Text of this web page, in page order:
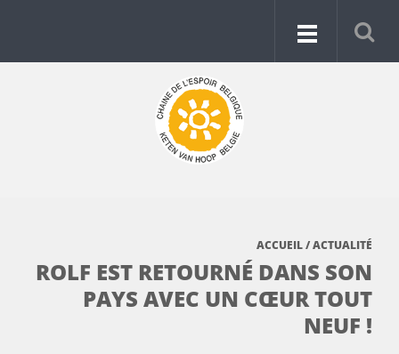
ACCUEIL/ACTUALITÉ
ROLF EST RETOURNÉ DANS SON
PAYS AVEC UN CŒUR TOUT
NEUF !